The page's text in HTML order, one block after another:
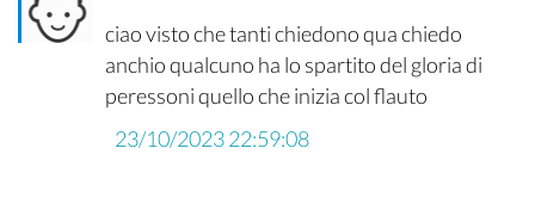
ciao visto che tanti chiedono qua chiedo
anchio qualcuno ha lo spartito del gloria di
peressoni quello che inizia col flauto
23/10/2023 22:59:08